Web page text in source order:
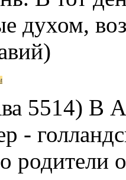
духом,
5514) В
-
родители